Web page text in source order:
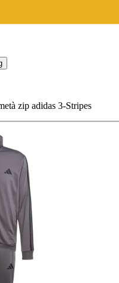
zip adidas 3-Stripes